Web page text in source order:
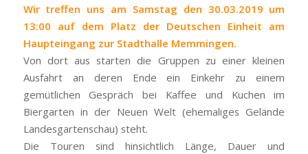
Wir treffen uns am Samstag den 30.03.2019 um
13:00 auf dem Platz der Deutschen Einheit am
Haupteingang zur Stadthalle Memmingen.
Von dort aus starten die Gruppen zu einer kleinen
Ausfahrt an deren Ende ein Einkehr zu einem
gemütlichen Gespräch bei Kaffee und Kuchen im
Biergarten in der Neuen Welt (ehemaliges Gelände
Landesgartenschau) steht.
Die Touren sind hinsichtlich Länge, Dauer und